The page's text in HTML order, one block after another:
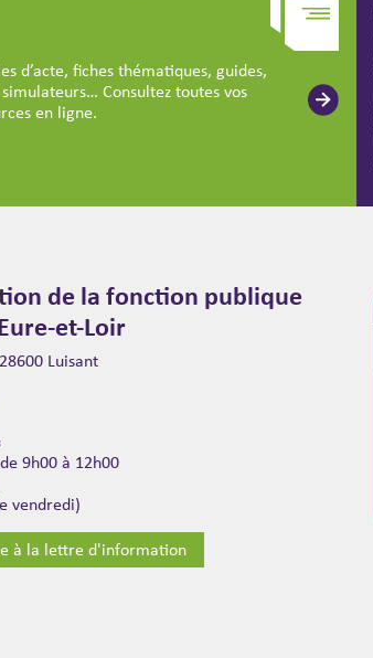
d’acte, fiches thématiques, guides,
Consultez toutes vos
en ligne.
de la fonction publique
et-Loir
Luisant
9h00 à 12h00
vendredi)
à la lettre d'information